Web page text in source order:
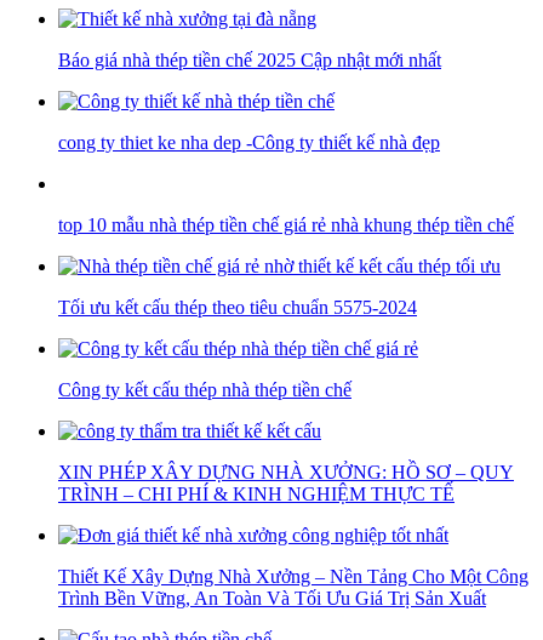
Báo giá nhà thép tiền chế 2025 Cập nhật mới nhất
cong ty thiet ke nha dep -Công ty thiết kế nhà đẹp
top 10 mẫu nhà thép tiền chế giá rẻ nhà khung thép tiền chế
Tối ưu kết cấu thép theo tiêu chuẩn 5575-2024
Công ty kết cấu thép nhà thép tiền chế
XIN PHÉP XÂY DỰNG NHÀ XƯỞNG: HỒ SƠ – QUY
TRÌNH – CHI PHÍ & KINH NGHIỆM THỰC TẾ
Thiết Kế Xây Dựng Nhà Xưởng – Nền Tảng Cho Một Công
Trình Bền Vững, An Toàn Và Tối Ưu Giá Trị Sản Xuất